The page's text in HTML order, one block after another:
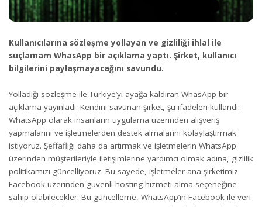
Kullanıcılarına sözleşme yollayan ve gizliliği ihlal ile
suçlamam WhasApp bir açıklama yaptı. Şirket, kullanıcı
bilgilerini paylaşmayacağını savundu.
Yolladığı sözleşme ile Türkiye’yi ayağa kaldıran WhasApp bir
açıklama yayınladı. Kendini savunan şirket, şu ifadeleri kullandı:
WhatsApp olarak insanların uygulama üzerinden alışveriş
yapmalarını ve işletmelerden destek almalarını kolaylaştırmak
istiyoruz. Şeffaflığı daha da artırmak ve işletmelerin WhatsApp
üzerinden müşterileriyle iletişimlerine yardımcı olmak adına, gizlilik
politikamızı güncelliyoruz. Bu sayede, işletmeler ana şirketimiz
Facebook üzerinden güvenli hosting hizmeti alma seçeneğine
sahip olabilecekler. Bu güncelleme, WhatsApp’ın Facebook ile veri